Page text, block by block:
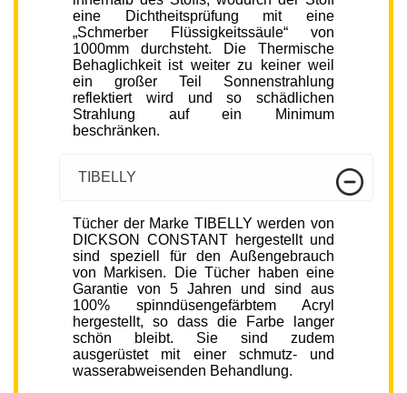
eine Dichtheitsprüfung mit eine
„Schmerber Flüssigkeitssäule“ von
1000mm durchsteht. Die Thermische
Behaglichkeit ist weiter zu keiner weil
ein großer Teil Sonnenstrahlung
reflektiert wird und so schädlichen
Strahlung auf ein Minimum
beschränken.
TIBELLY
Tücher der Marke TIBELLY werden von
DICKSON CONSTANT hergestellt und
sind speziell für den Außengebrauch
von Markisen. Die Tücher haben eine
Garantie von 5 Jahren und sind aus
100% spinndüsengefärbtem Acryl
hergestellt, so dass die Farbe langer
schön bleibt. Sie sind zudem
ausgerüstet mit einer schmutz- und
wasserabweisenden Behandlung.